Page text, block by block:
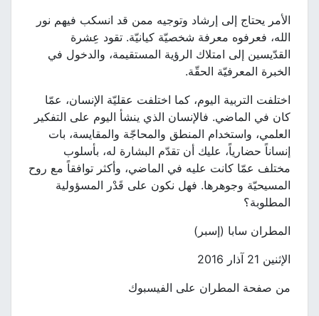
الأمر يحتاج إلى إرشاد وتوجيه ممن قد انسكب فيهم نور
الله، فعرفوه معرفة شخصيّة كيانيّة. تقود عِشرة
القدّيسين إلى امتلاك الرؤية المستقيمة، والدخول في
الخبرة المعرفيّة الحقّة.
اختلفت التربية اليوم، كما اختلفت عقليّة الإنسان، عمّا
كان في الماضي. فالإنسان الذي ينشأ اليوم على التفكير
العلمي، واستخدام المنطق والمحاجّة والمقايسة، بات
إنساناً حضارياً، عليك أن تقدّم البشارة له، بأسلوب
مختلف عمّا كانت عليه في الماضي، وأكثر توافقاً مع روح
المسيحيّة وجوهرها. فهل نكون على قَدْر المسؤولية
المطلوبة؟
المطران سابا (إسبر)
الإثنين 21 آذار 2016
من صفحة المطران على الفيسبوك